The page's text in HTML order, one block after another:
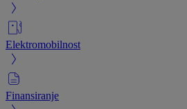
Elektromobilnost
Finansiranje